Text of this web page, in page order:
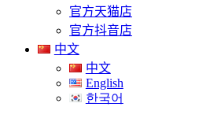
官方天猫店
官方抖音店
中文
中文
English
한국어